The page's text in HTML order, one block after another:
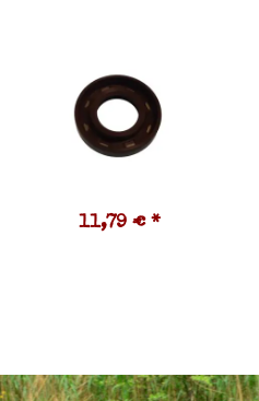
11,79 € *